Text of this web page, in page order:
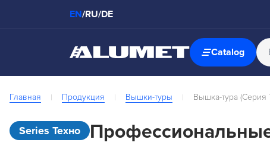
EN/RU/DE
Catalog
Главная Продукция Вышки-туры Вышка-тура (Серия
Series Техно